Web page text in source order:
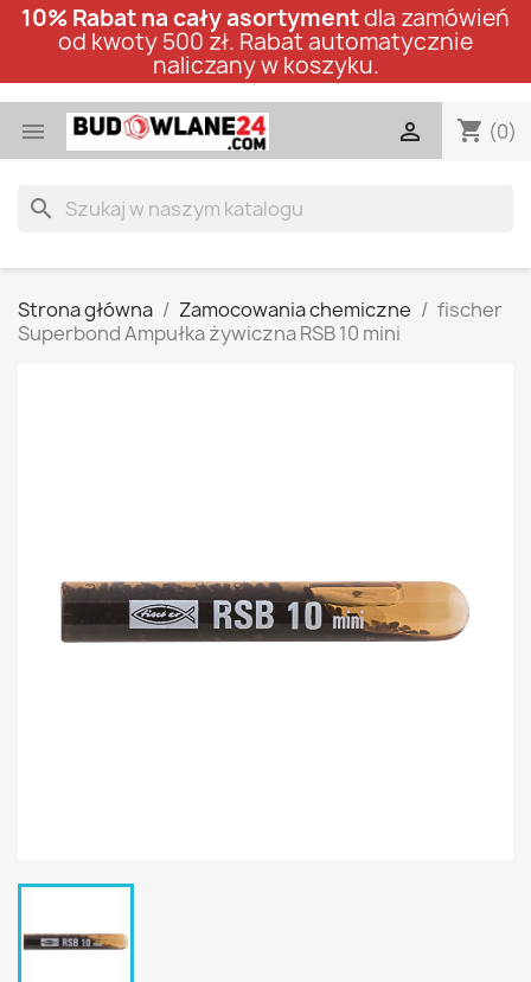
10% Rabat na cały asortymentdla zamówień
od kwoty 500 zł. Rabat automatycznie
naliczany w koszyku.
 shopping_cart (0)

search
Strona główna Zamocowania chemiczne
fischer
Superbond Ampułka żywiczna RSB 10 mini